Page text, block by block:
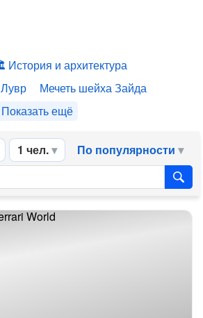
История и архитектура
Лувр
Мечеть шейха Зайда
Показать ещё
1 чел. По популярности